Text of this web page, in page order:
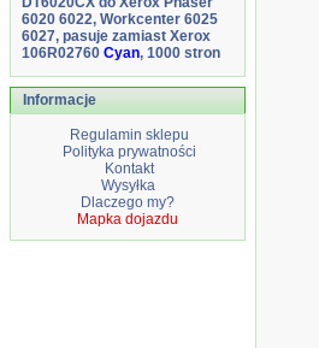
6020 6022, Workcenter 6025
6027, pasuje zamiast Xerox
106R02760 Cyan, 1000 stron
Informacje
Regulamin sklepu
Polityka prywatności
Kontakt
Wysyłka
Dlaczego my?
Mapka dojazdu